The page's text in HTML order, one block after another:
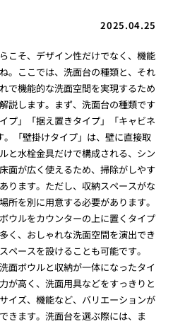
2025.04.25
こそ、デザイン性だけでなく、機能
。ここでは、洗面台の種類と、それ
で機能的な洗面空間を実現するため
説します。まず、洗面台の種類です
プ」「据え置きタイプ」「キャビネ
。「壁掛けタイプ」は、壁に直接取
と水栓金具だけで構成される、シン
面が広く使えるため、掃除がしやす
ります。ただし、収納スペースがな
所を別に用意する必要があります。
ウルをカウンターの上に置くタイプ
く、おしゃれな洗面空間を演出でき
ペースを設けることも可能です。
面ボウルと収納が一体になったタイ
が高く、洗面用具などをすっきりと
イズ、機能など、バリエーションが
きます。洗面台を選ぶ際には、ま